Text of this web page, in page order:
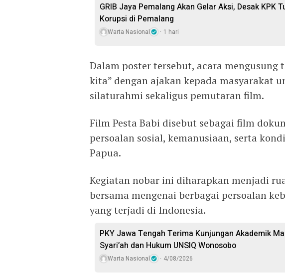
GRIB Jaya Pemalang Akan Gelar Aksi, Desak KPK
Korupsi di Pemalang
Warta Nasional 1 hari
Dalam poster tersebut, acara mengusung
kita” dengan ajakan kepada masyarakat
silaturahmi sekaligus pemutaran film.
Film Pesta Babi disebut sebagai film
persoalan sosial, kemanusiaan, serta
Papua.
Kegiatan nobar ini diharapkan menjadi
bersama mengenai berbagai persoalan
yang terjadi di Indonesia.
PKY Jawa Tengah Terima Kunjungan Akademik
Syari’ah dan Hukum UNSIQ Wonosobo
Warta Nasional 4/08/2026